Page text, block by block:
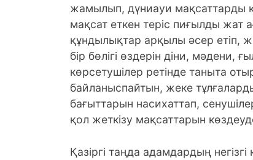
жамылып, дүниауи мақсаттарды
мақсат еткен теріс пиғылды жат
құндылықтар арқылы әсер етіп,
бір бөлігі өздерін діни, мәдени,
көрсетушілер ретінде таныта
байланыспайтын, жеке
бағыттарын насихаттап,
қол жеткізу мақсаттарын
Қазіргі таңда адамдардың